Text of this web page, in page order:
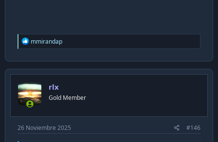
R
e
c
t
o
n
s
:
mmirandap
rlx
Gold Member
26 Noviembre 2025 #146